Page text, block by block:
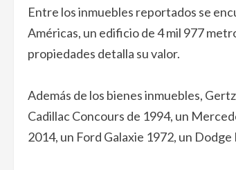
Entre los inmuebles reportados se
Américas, un edificio de 4 mil 977
propiedades detalla su valor.
Además de los bienes inmuebles,
Cadillac Concours de 1994, un
2014, un Ford Galaxie 1972, un